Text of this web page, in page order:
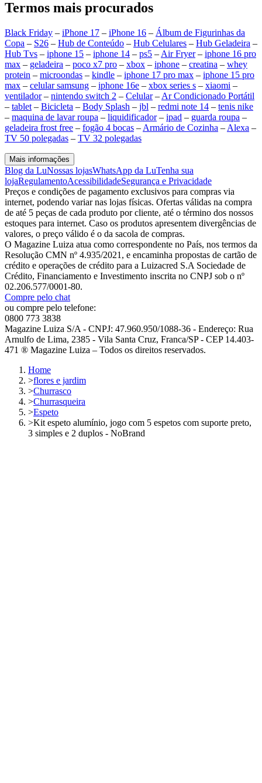
Termos mais procurados
Black Friday – iPhone 17 – iPhone 16 – Álbum de Figurinhas da
Copa – S26 – Hub de Conteúdo – Hub Celulares – Hub Geladeira –
Hub Tvs – iphone 15 – iphone 14 – ps5 – Air Fryer– iphone 16 pro
max – geladeira – poco x7 pro – xbox – iphone – creatina – whey
protein – microondas – kindle – iphone 17 pro max – iphone 15 pro
max – celular samsung – iphone 16e – xbox series s – xiaomi –
ventilador– nintendo switch 2 – Celular– Ar Condicionado Portátil
– tablet – Bicicleta – Body Splash – jbl – redmi note 14 – tenis nike
– maquina de lavar roupa – liquidificador– ipad – guarda roupa –
geladeira frost free – fogão 4 bocas – Armário de Cozinha – Alexa –
TV 50 polegadas – TV 32 polegadas
Mais informações
Blog da LuNossas lojasWhatsApp da LuTenha sua
lojaRegulamentoAcessibilidadeSegurança e Privacidade
Preços e condições de pagamento exclusivos para compras via
internet, podendo variar nas lojas físicas. Ofertas válidas na compra
de até 5 peças de cada produto por cliente, até o término dos nossos
estoques para internet. Caso os produtos apresentem divergências de
valores, o preço válido é o da sacola de compras.
O Magazine Luiza atua como correspondente no País, nos termos da
Resolução CMN nº 4.935/2021, e encaminha propostas de cartão de
crédito e operações de crédito para a Luizacred S.A Sociedade de
Crédito, Financiamento e Investimento inscrita no CNPJ sob o nº
02.206.577/0001-80.
Compre pelo chat
ou compre pelo telefone:
0800 773 3838
Magazine Luiza S/A - CNPJ: 47.960.950/1088-36 - Endereço: Rua
Arnulfo de Lima, 2385 - Vila Santa Cruz, Franca/SP - CEP 14.403-
471 ® Magazine Luiza – Todos os direitos reservados.
Home
>flores e jardim
>Churrasco
>Churrasqueira
>Espeto
>Kit espeto alumínio, jogo com 5 espetos com suporte preto,
3 simples e 2 duplos - NoBrand